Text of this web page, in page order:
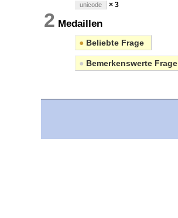
unicode × 3
2 Medaillen
● Beliebte Frage
● Bemerkenswerte Frage